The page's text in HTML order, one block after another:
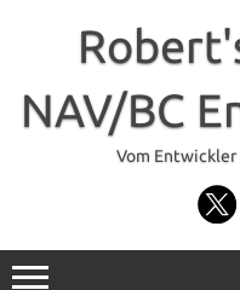
NAV/BC
Vom Entwickler